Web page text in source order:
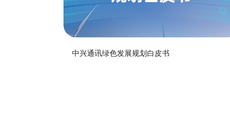
中兴通讯绿色发展规划白皮书